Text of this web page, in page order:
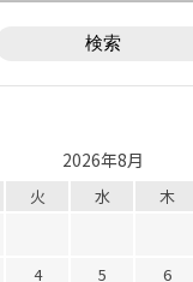
2026年8月
火 水 木
4 5 6